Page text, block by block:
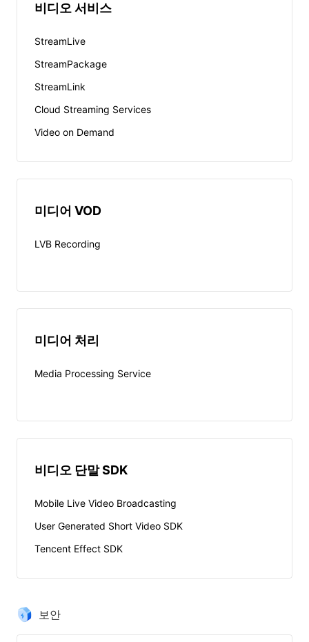
비디오 서비스
StreamLive
StreamPackage
StreamLink
Cloud Streaming Services
Video on Demand
미디어 VOD
LVB Recording
미디어 처리
Media Processing Service
비디오 단말 SDK
Mobile Live Video Broadcasting
User Generated Short Video SDK
Tencent Effect SDK
보안